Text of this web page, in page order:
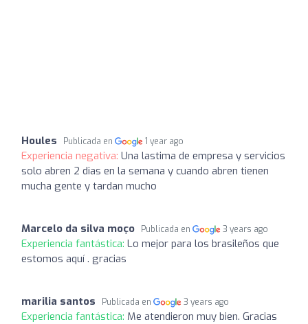
Houles Publicada en 1 year ago
Experiencia negativa: Una lastima de empresa y servicios
solo abren 2 dias en la semana y cuando abren tienen
mucha gente y tardan mucho
Marcelo da silva moço Publicada en 3 years ago
Experiencia fantástica: Lo mejor para los brasileños que
estomos aquí . gracias
marilia santos Publicada en 3 years ago
Experiencia fantástica: Me atendieron muy bien. Gracias